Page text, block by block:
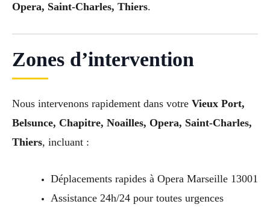
Opera, Saint-Charles, Thiers.
Zones d’intervention
Nous intervenons rapidement dans votre Vieux Port,
Belsunce, Chapitre, Noailles, Opera, Saint-Charles,
Thiers, incluant :
Déplacements rapides à Opera Marseille 13001
Assistance 24h/24 pour toutes urgences